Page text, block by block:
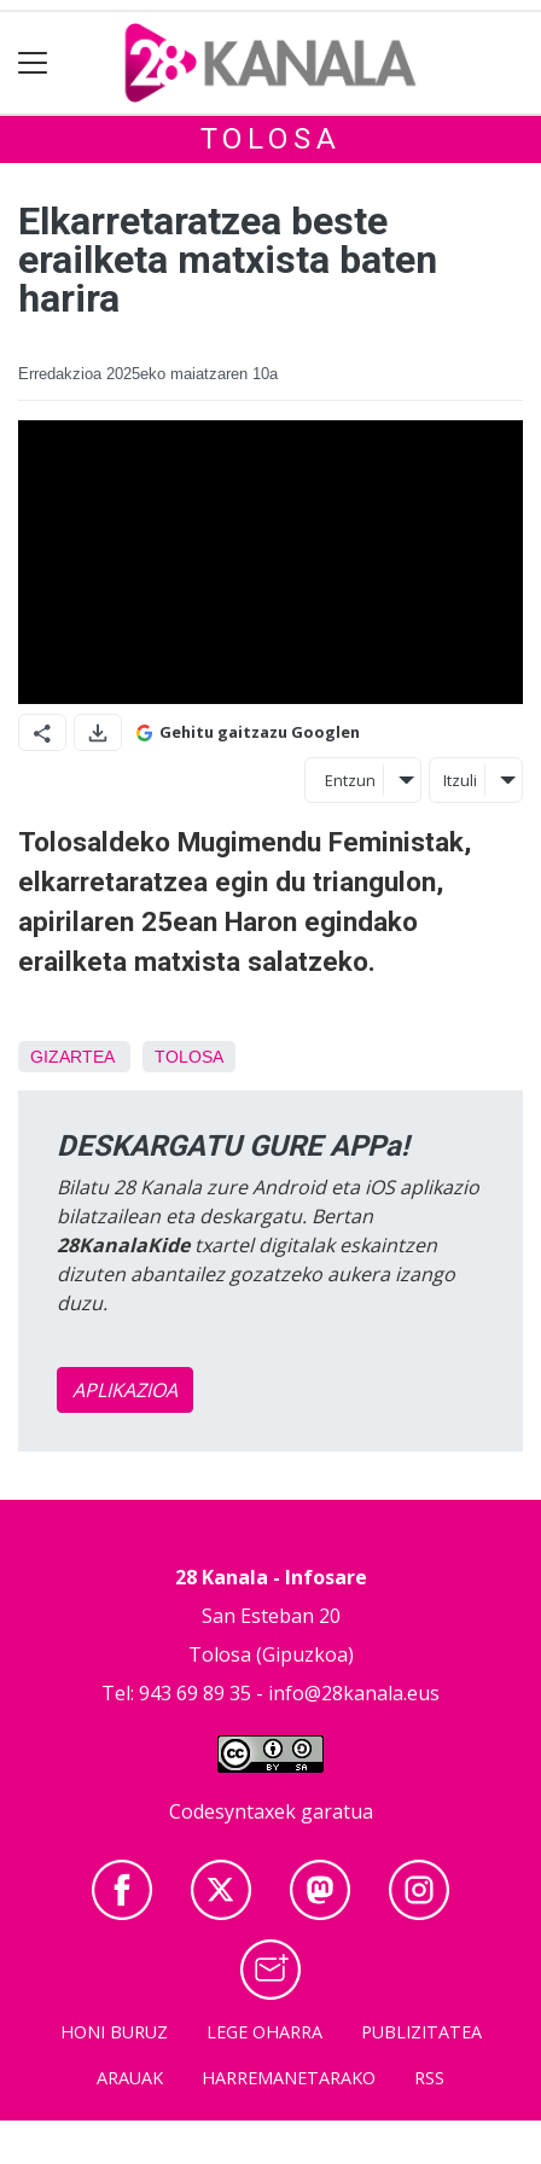
TOLOSA
Elkarretaratzea beste
erailketa matxista baten
harira
Erredakzioa 2025eko maiatzaren 10a
Gehitu gaitzazu Googlen
Entzun Itzuli
Tolosaldeko Mugimendu Feministak,
elkarretaratzea egin du triangulon,
apirilaren 25ean Haron egindako
erailketa matxista salatzeko.
GIZARTEA TOLOSA
DESKARGATU GURE APPa!
Bilatu 28 Kanala zure Android eta iOS aplikazio
bilatzailean eta deskargatu. Bertan
28KanalaKidetxartel digitalak eskaintzen
dizuten abantailez gozatzeko aukera izango
duzu.
APLIKAZIOA
28 Kanala - Infosare
San Esteban 20
Tolosa (Gipuzkoa)
Tel: 943 69 89 35 - info@28kanala.eus
Codesyntaxek garatua
HONI BURUZ LEGE OHARRA
PUBLIZITATEA
ARAUAK
HARREMANETARAKO RSS